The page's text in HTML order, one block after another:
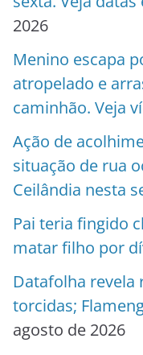
2026
Menino escapa
atropelado e
caminhão. Veja
Ação de
situação de rua
Ceilândia nesta
Pai teria fingido
matar filho por
Datafolha revela
torcidas;
agosto de 2026